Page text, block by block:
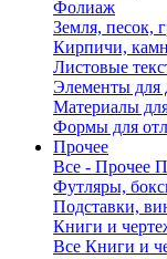
Фолиаж
Земля, песок,
Кирпичи,
Листовые
Элементы для
Материалы
Формы для
Прочее
Все - Прочее
Футляры,
Подставки,
Книги и
Все Книги и